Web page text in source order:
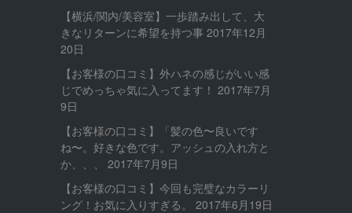
【横浜/関内/美容室】一歩踏み出して、大
きなリターンに希望を持つ事 2017年12月
20日
【お客様の口コミ】外ハネの感じがいい感
じでめっちゃ気に入ってます！ 2017年7月
9日
【お客様の口コミ】「髪の色〜良いです
ね〜。好きな色です。アッシュの入れ方と
か、、、
2017年7月9日
【お客様の口コミ】今回も完璧なカラーリ
ング！お気に入りすぎる。
2017年6月19日